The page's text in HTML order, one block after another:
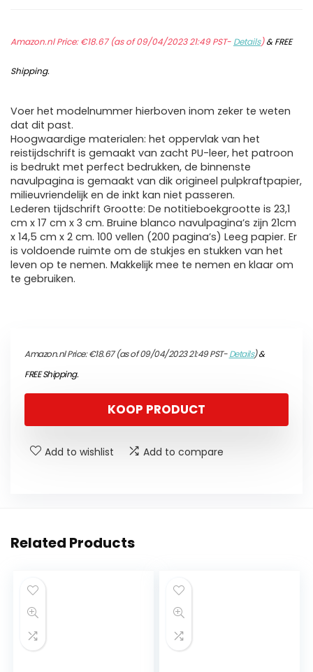
Amazon.nl Price:€18.67(as of 09/04/2023 21:49 PST- Details)&FREE
Shipping.
Voer het modelnummer hierboven inom zeker te weten
dat dit past.
Hoogwaardige materialen: het oppervlak van het
reistijdschrift is gemaakt van zacht PU-leer, het patroon
is bedrukt met perfect bedrukken, de binnenste
navulpagina is gemaakt van dik origineel pulpkraftpapier,
milieuvriendelijk en de inkt kan niet passeren.
Lederen tijdschrift Grootte: De notitieboekgrootte is 23,1
cm x 17 cm x 3 cm. Bruine blanco navulpagina’s zijn 21cm
x 14,5 cm x 2 cm. 100 vellen (200 pagina’s) Leeg papier. Er
is voldoende ruimte om de stukjes en stukken van het
leven op te nemen. Makkelijk mee te nemen en klaar om
te gebruiken.
Amazon.nl Price:€18.67(as of 09/04/2023 21:49 PST-Details)&
FREE Shipping.
KOOP PRODUCT
Add to wishlist Add to compare
Related Products